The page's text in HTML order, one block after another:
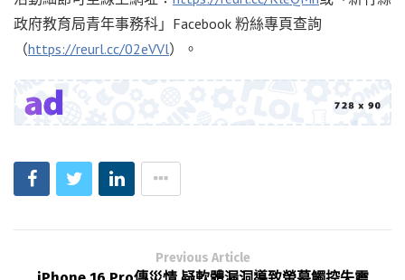
政府教育局青年事務科」Facebook 粉絲專頁查詢
（https://reurl.cc/02eVVl）。
Previous Article